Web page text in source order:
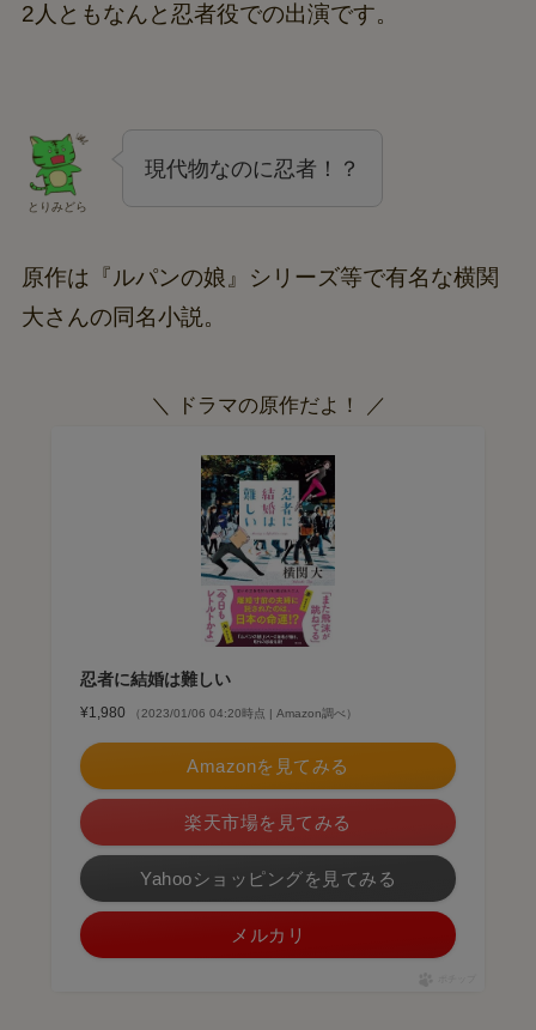
2人ともなんと忍者役での出演です。
とりみどら
現代物なのに忍者！？
原作は『ルパンの娘』シリーズ等で有名な横関
大さんの同名小説。
＼ ドラマの原作だよ！ ／
忍者に結婚は難しい
¥1,980 （2023/01/06 04:20時点 | Amazon調べ）
Amazonを見てみる
楽天市場を見てみる
Yahooショッピングを見てみる
メルカリ